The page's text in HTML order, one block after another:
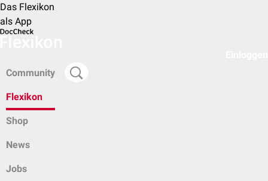
Das Flexikon
als App
Community
Flexikon
Shop
News
Jobs